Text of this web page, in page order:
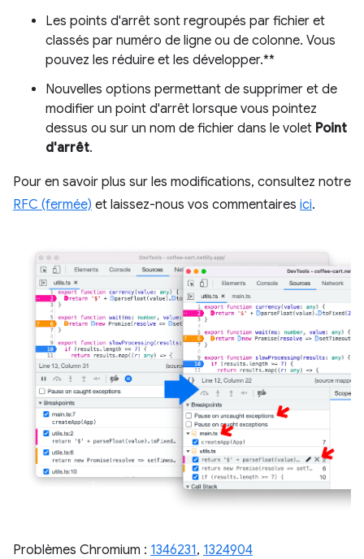
Les points d'arrêt sont regroupés par fichier et
classés par numéro de ligne ou de colonne. Vous
pouvez les réduire et les développer.**
Nouvelles options permettant de supprimer et de
modifier un point d'arrêt lorsque vous pointez
dessus ou sur un nom de fichier dans le volet Point
d'arrêt.
Pour en savoir plus sur les modifications, consultez notre
RFC (fermée) et laissez-nous vos commentaires ici.
Problèmes Chromium : 1346231, 1324904